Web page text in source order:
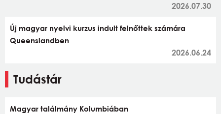
2026.07.30
Új magyar nyelvi kurzus indult felnőttek számára
Queenslandben
2026.06.24
Tudástár
Magyar találmány Kolumbiában